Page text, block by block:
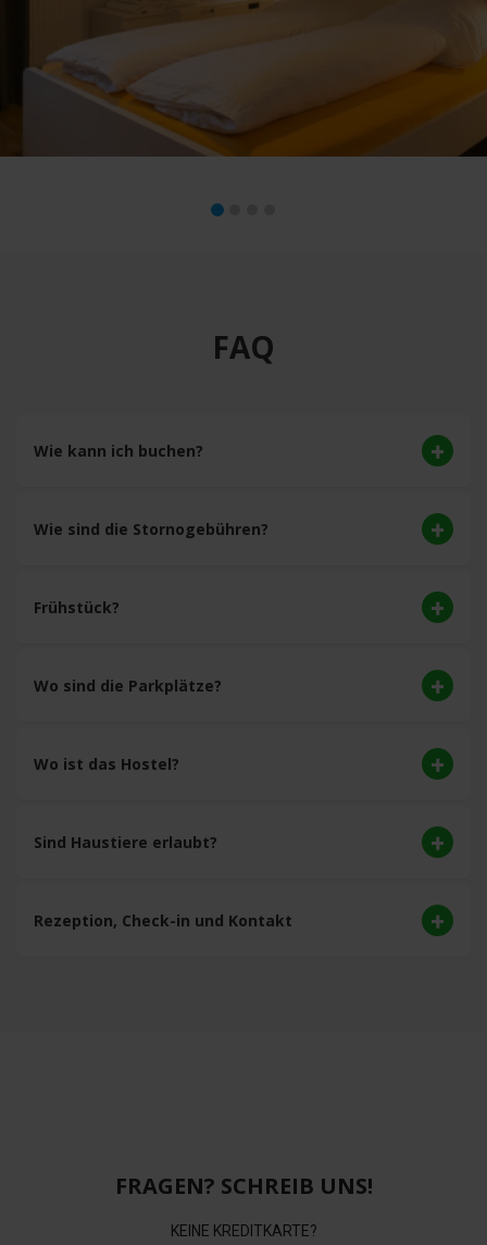
FAQ
Wie kann ich buchen?
Wie sind die Stornogebühren?
Frühstück?
Wo sind die Parkplätze?
Wo ist das Hostel?
Sind Haustiere erlaubt?
Rezeption, Check-in und Kontakt
FRAGEN? SCHREIB UNS!
KEINE KREDITKARTE?